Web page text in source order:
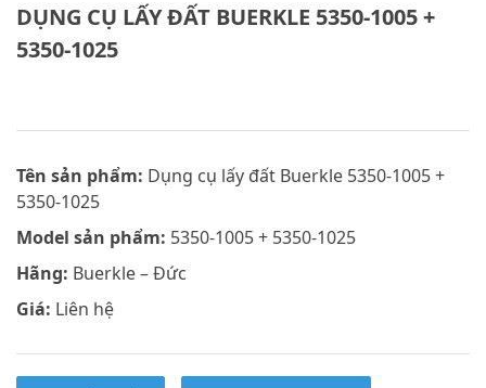
DỤNG CỤ LẤY ĐẤT BUERKLE 5350-1005 +
5350-1025
Tên sản phẩm: Dụng cụ lấy đất Buerkle 5350-1005 +
5350-1025
Model sản phẩm: 5350-1005 + 5350-1025
Hãng: Buerkle – Đức
Giá: Liên hệ